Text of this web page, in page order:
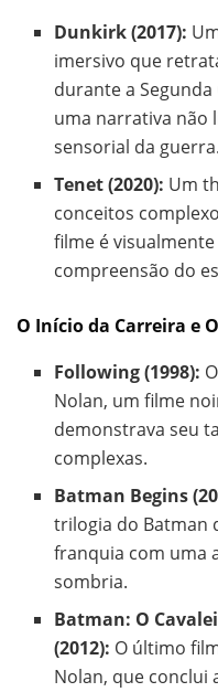
Dunkirk (2017):
imersivo que
durante a
uma narrativa não
sensorial da guerra.
Tenet (2020): Um
conceitos
filme é
compreensão do
O Início da Carreira e
Following (1998):
Nolan, um filme
demonstrava seu
complexas.
Batman Begins
trilogia do Batman
franquia com uma
sombria.
Batman: O
(2012): O último
Nolan, que conclui